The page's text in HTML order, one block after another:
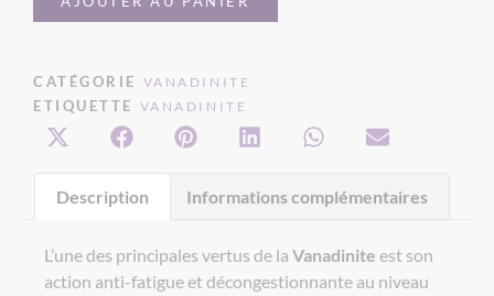
CATÉGORIE VANADINITE
ETIQUETTE VANADINITE
Description Informations complémentaires
L’une des principales vertus de la Vanadinite est son
action anti-fatigue et décongestionnante au niveau